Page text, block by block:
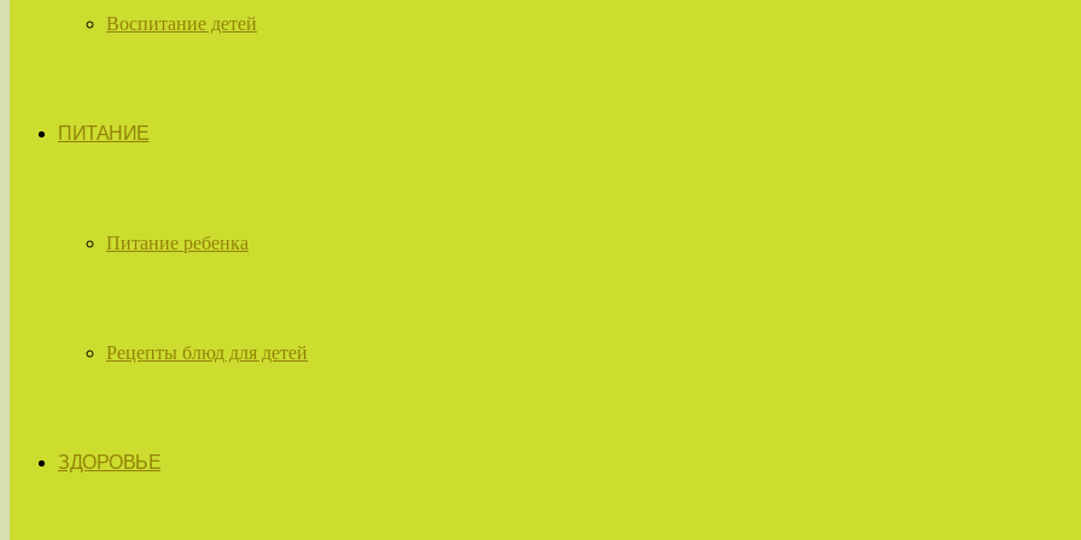
Воспитание детей
ПИТАНИЕ
Питание ребенка
Рецепты блюд для детей
ЗДОРОВЬЕ